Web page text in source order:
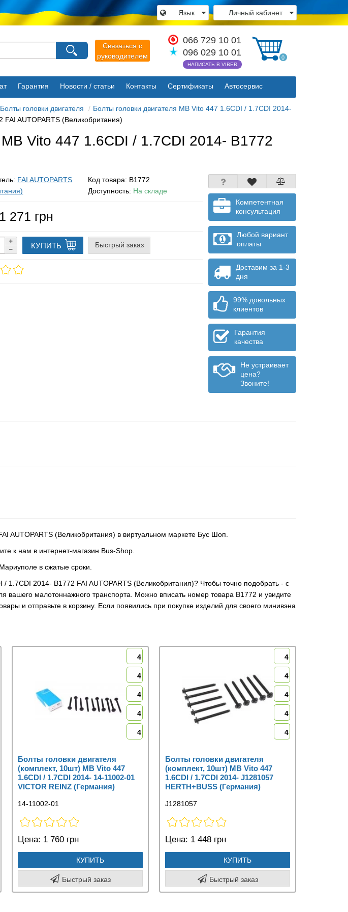
Личный кабинет
Язык
Связаться с
руководителем
066 729 10 01
096 029 10 01
НАПИСАТЬ В VIBER
0
Гарантия Новости / статьи Контакты Сертификаты Автосервис
Болты головки двигателя
Болты головки двигателя MB Vito 447 1.6CDI / 1.7CDI 2014-
FAI AUTOPARTS (Великобритания)
×
Закрыть
Vito 447 1.6CDI / 1.7CDI 2014- B1772
FAI AUTOPARTS
Код товара: B1772
Доступность: На складе
1 271 грн
КУПИТЬ Быстрый заказ
Компетентная
консультация
Любой вариант
оплаты
Доставим за 1-3
дня
99% довольных
клиентов
Гарантия
качества
Не устраивает
цена?
Звоните!
AUTOPARTS (Великобритания) в виртуальном маркете Бус Шоп.
к нам в интернет-магазин Bus-Shop.
в сжатые сроки.
1.7CDI 2014- B1772 FAI AUTOPARTS (Великобритания)? Чтобы точно подобрать - с
малотоннажного транспорта. Можно вписать номер товара B1772 и увидите
и отправьте в корзину. Если появились при покупке изделий для своего минивэна
4
4
4
4
4
Болты головки двигателя
(комплект, 10шт) MB Vito 447
1.6CDI / 1.7CDI 2014- 14-11002-01
VICTOR REINZ (Германия)
14-11002-01
Цена: 1 760 грн
КУПИТЬ
Быстрый заказ
4
4
4
4
4
Болты головки двигателя
(комплект, 10шт) MB Vito 447
1.6CDI / 1.7CDI 2014- J1281057
HERTH+BUSS (Германия)
J1281057
Цена: 1 448 грн
КУПИТЬ
Быстрый заказ